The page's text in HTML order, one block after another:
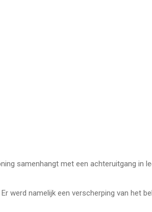
samenhangt met een achteruitgang in
werd namelijk een verscherping van het